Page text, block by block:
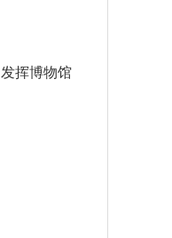
挥博物馆